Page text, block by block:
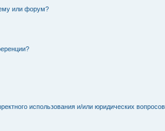
или форум?
использования и/или юридических